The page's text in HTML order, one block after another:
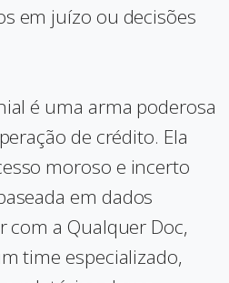
em juízo ou decisões
é uma arma poderosa
de crédito. Ela
moroso e incerto
em dados
com a Qualquer Doc,
time especializado,